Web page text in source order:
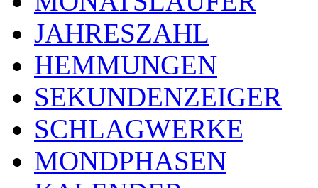
JAHRESZAHL
HEMMUNGEN
SEKUNDENZEIGER
SCHLAGWERKE
MONDPHASEN